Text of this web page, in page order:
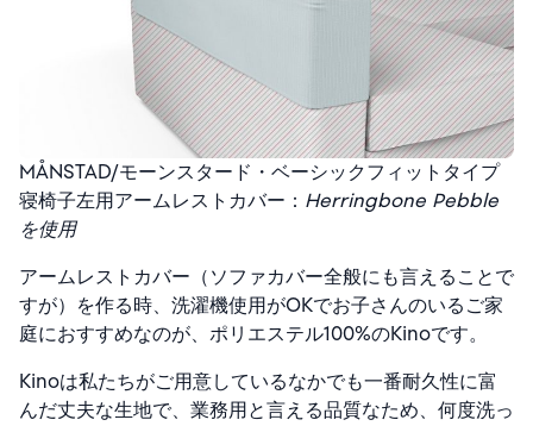
MÅNSTAD/モーンスタード・ベーシックフィットタイプ
寝椅子左用アームレストカバー： Herringbone Pebble
を使用
アームレストカバー（ソファカバー全般にも言えることで
すが）を作る時、洗濯機使用がOKでお子さんのいるご家
庭におすすめなのが、ポリエステル100%のKinoです。
Kinoは私たちがご用意しているなかでも一番耐久性に富
んだ丈夫な生地で、業務用と言える品質なため、何度洗っ